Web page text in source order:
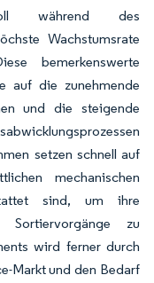
während des
Wachstumsrate
bemerkenswerte
auf die zunehmende
und die steigende
setzen schnell auf
mechanischen
sind, um ihre
Sortiervorgänge zu
wird ferner durch
Markt und den Bedarf